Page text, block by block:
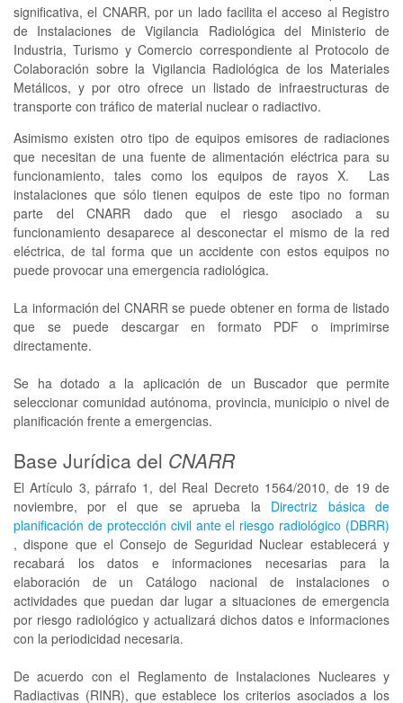
significativa, el CNARR, por un lado facilita el acceso al Registro
de Instalaciones de Vigilancia Radiológica del Ministerio de
Industria, Turismo y Comercio correspondiente al Protocolo de
Colaboración sobre la Vigilancia Radiológica de los Materiales
Metálicos, y por otro ofrece un listado de infraestructuras de
transporte con tráfico de material nuclear o radiactivo.
Asimismo existen otro tipo de equipos emisores de radiaciones
que necesitan de una fuente de alimentación eléctrica para su
funcionamiento, tales como los equipos de rayos X. Las
instalaciones que sólo tienen equipos de este tipo no forman
parte del CNARR dado que el riesgo asociado a su
funcionamiento desaparece al desconectar el mismo de la red
eléctrica, de tal forma que un accidente con estos equipos no
puede provocar una emergencia radiológica.
La información del CNARR se puede obtener en forma de listado
que se puede descargar en formato PDF o imprimirse
directamente.
Se ha dotado a la aplicación de un Buscador que permite
seleccionar comunidad autónoma, provincia, municipio o nivel de
planificación frente a emergencias.
Base Jurídica del CNARR
El Artículo 3, párrafo 1, del Real Decreto 1564/2010, de 19 de
noviembre, por el que se aprueba la Directriz básica de
planificación de protección civil ante el riesgo radiológico (DBRR)
, dispone que el Consejo de Seguridad Nuclear establecerá y
recabará los datos e informaciones necesarias para la
elaboración de un Catálogo nacional de instalaciones o
actividades que puedan dar lugar a situaciones de emergencia
por riesgo radiológico y actualizará dichos datos e informaciones
con la periodicidad necesaria.
De acuerdo con el Reglamento de Instalaciones Nucleares y
Radiactivas (RINR), que establece los criterios asociados a los